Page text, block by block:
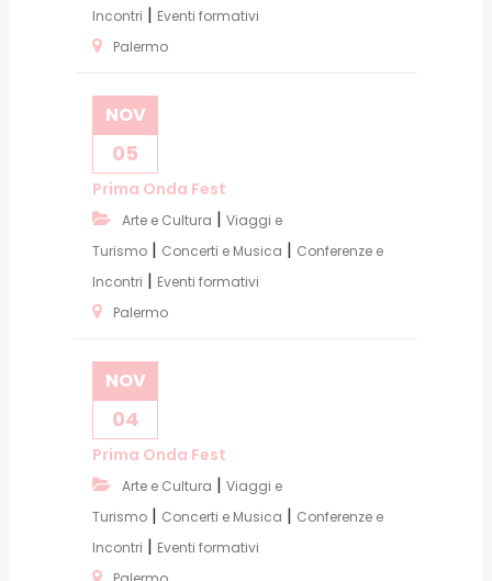
Incontri | Eventi formativi
Palermo
NOV
05
Prima Onda Fest
Arte e Cultura | Viaggi e
Turismo | Concerti e Musica | Conferenze e
Incontri | Eventi formativi
Palermo
NOV
04
Prima Onda Fest
Arte e Cultura | Viaggi e
Turismo | Concerti e Musica | Conferenze e
Incontri | Eventi formativi